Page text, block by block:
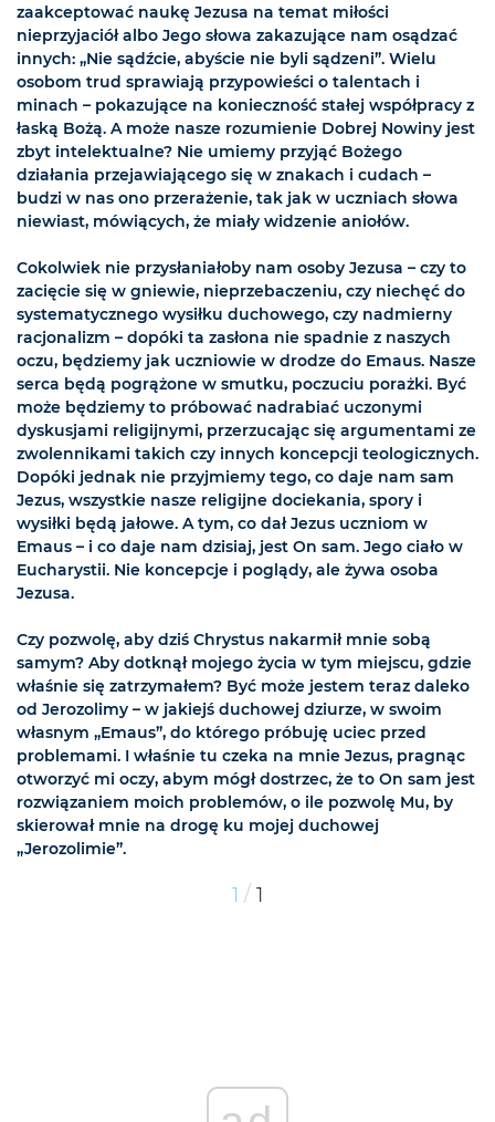
zaakceptować naukę Jezusa na temat miłości
nieprzyjaciół albo Jego słowa zakazujące nam osądzać
innych: „Nie sądźcie, abyście nie byli sądzeni”. Wielu
osobom trud sprawiają przypowieści o talentach i
minach – pokazujące na konieczność stałej współpracy z
łaską Bożą. A może nasze rozumienie Dobrej Nowiny jest
zbyt intelektualne? Nie umiemy przyjąć Bożego
działania przejawiającego się w znakach i cudach –
budzi w nas ono przerażenie, tak jak w uczniach słowa
niewiast, mówiących, że miały widzenie aniołów.
Cokolwiek nie przysłaniałoby nam osoby Jezusa – czy to
zacięcie się w gniewie, nieprzebaczeniu, czy niechęć do
systematycznego wysiłku duchowego, czy nadmierny
racjonalizm – dopóki ta zasłona nie spadnie z naszych
oczu, będziemy jak uczniowie w drodze do Emaus. Nasze
serca będą pogrążone w smutku, poczuciu porażki. Być
może będziemy to próbować nadrabiać uczonymi
dyskusjami religijnymi, przerzucając się argumentami ze
zwolennikami takich czy innych koncepcji teologicznych.
Dopóki jednak nie przyjmiemy tego, co daje nam sam
Jezus, wszystkie nasze religijne dociekania, spory i
wysiłki będą jałowe. A tym, co dał Jezus uczniom w
Emaus – i co daje nam dzisiaj, jest On sam. Jego ciało w
Eucharystii. Nie koncepcje i poglądy, ale żywa osoba
Jezusa.
Czy pozwolę, aby dziś Chrystus nakarmił mnie sobą
samym? Aby dotknął mojego życia w tym miejscu, gdzie
właśnie się zatrzymałem? Być może jestem teraz daleko
od Jerozolimy – w jakiejś duchowej dziurze, w swoim
własnym „Emaus”, do którego próbuję uciec przed
problemami. I właśnie tu czeka na mnie Jezus, pragnąc
otworzyć mi oczy, abym mógł dostrzec, że to On sam jest
rozwiązaniem moich problemów, o ile pozwolę Mu, by
skierował mnie na drogę ku mojej duchowej
„Jerozolimie”.
1 / 1